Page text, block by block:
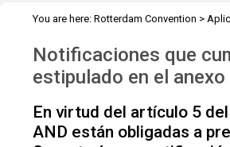
You are here: Rotterdam Convention >
Notificaciones anexo I
Notificaciones que
estipulado en el anexo
En virtud del artículo 5
AND están obligadas a